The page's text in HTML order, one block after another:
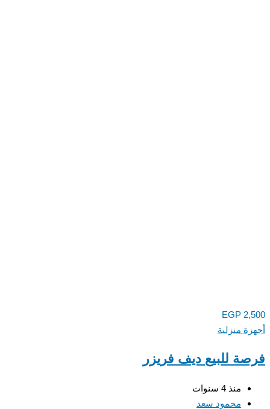
EGP 2,500
أجهزة منزلية
فرصة للبيع ديف فريزر
منذ 4 سنوات
محمود سعد